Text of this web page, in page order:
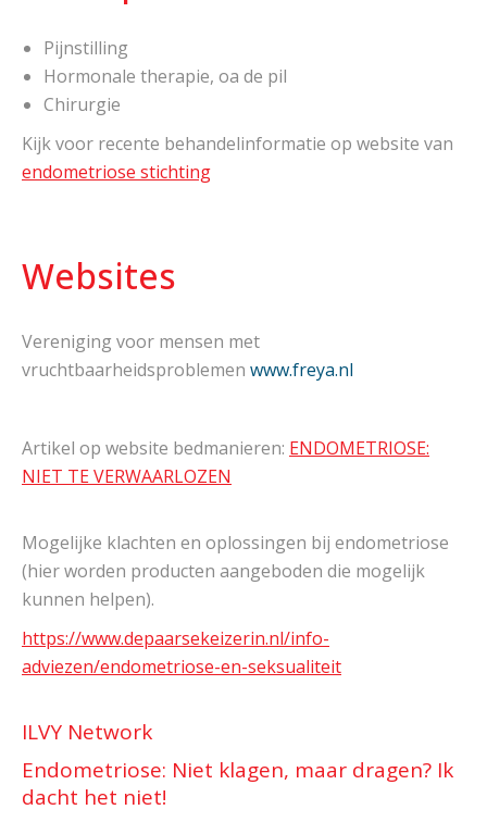
Pijnstilling
Hormonale therapie, oa de pil
Chirurgie
Kijk voor recente behandelinformatie op website van
endometriose stichting
Websites
Vereniging voor mensen met
vruchtbaarheidsproblemen www.freya.nl
Artikel op website bedmanieren: ENDOMETRIOSE:
NIET TE VERWAARLOZEN
Mogelijke klachten en oplossingen bij endometriose
(hier worden producten aangeboden die mogelijk
kunnen helpen).
https://www.depaarsekeizerin.nl/info-
adviezen/endometriose-en-seksualiteit
ILVY Network
Endometriose: Niet klagen, maar dragen? Ik
dacht het niet!